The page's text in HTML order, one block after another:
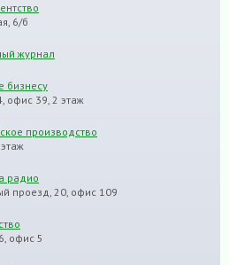
6/б
журнал
бизнесу
офис 39, 2 этаж
производство
радио
проезд, 20, офис 109
офис 5